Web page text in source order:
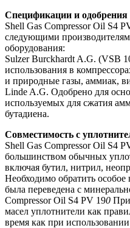
Спецификации и одобрения
Shell Gas Compressor Oil S4
следующими
оборудования:
Sulzer Burckhardt A.G. (VSB
использования в
и природные газы, аммиак,
Linde A.G. Одобрено для
используемых для сжатия
бутадиена.
Совместимость с
Shell Gas Compressor Oil S4
большинством обычных
включая бутил, нитрил,
Необходимо обратить особое
была переведена с
Compressor Oil S4 PV 190
масел уплотнители как
время как при